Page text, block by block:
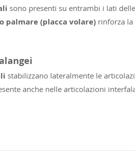
sono presenti su entrambi i lati
palmare (placca volare) rinforza la
stabilizzano lateralmente le
anche nelle articolazioni